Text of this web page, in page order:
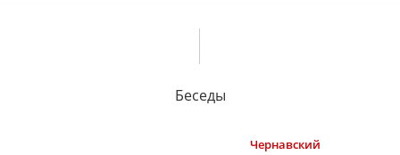
Беседы
Чернавский